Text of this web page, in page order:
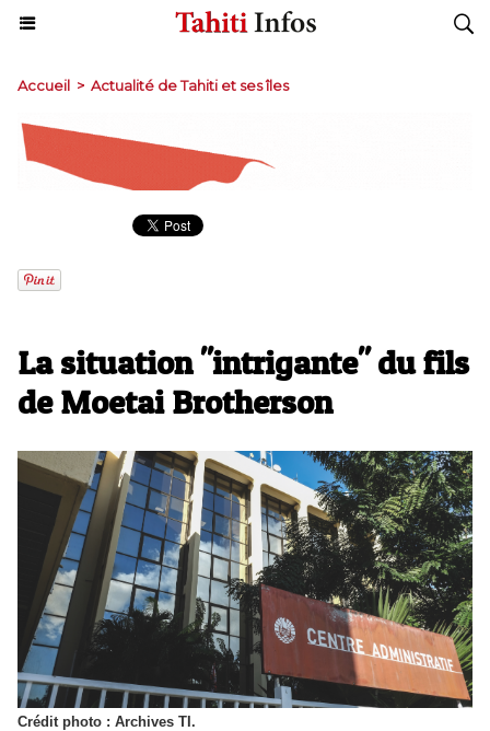
Accueil > Actualité de Tahiti et ses îles
La situation "intrigante" du fils
de Moetai Brotherson
Crédit photo : Archives TI.